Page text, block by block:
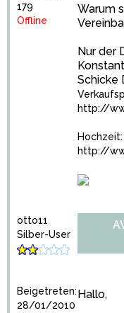
179
Offline
Warum
Nur der
Schicke
http://
Hochzeit:
http://
otto11
Silber-User
Beigetreten:
28/01/2010
Hallo,